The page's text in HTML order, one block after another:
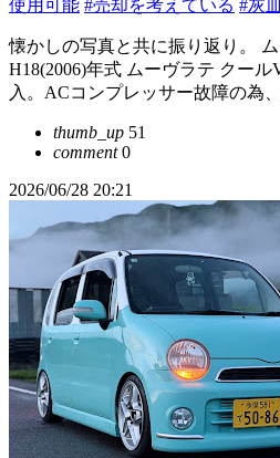
使用可能 #売却を考えている #灰
懐かしの写真と共に振り返り。 ム
H18(2006)年式 ムーヴラテ クー
入。ACコンプレッサー故障の為
thumb_up 51
comment0
2026/06/28 20:21